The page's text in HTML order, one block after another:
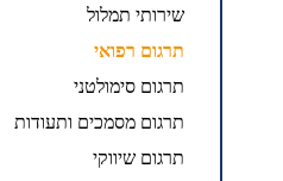
שירותי תמלול
תרגום רפואי
תרגום סימולטני
תרגום מסמכים ותעודות
תרגום שיווקי